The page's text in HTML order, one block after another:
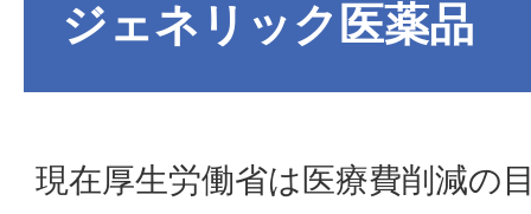
ジェネリック医薬品
現在厚生労働省は医療費削減の